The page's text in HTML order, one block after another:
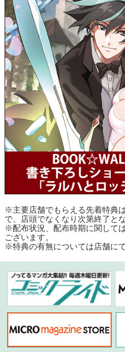
※主要店舗でもらえる先着特典
で、店頭でなくなり次第終了と
※配布状況、配布時期に関して
ございます。
※特典の有無については店舗に